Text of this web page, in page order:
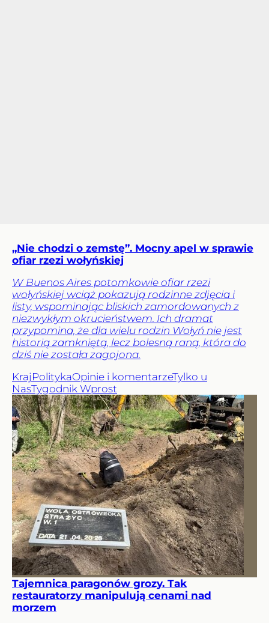
„Nie chodzi o zemstę”. Mocny apel w sprawie
ofiar rzezi wołyńskiej
W Buenos Aires potomkowie ofiar rzezi
wołyńskiej wciąż pokazują rodzinne zdjęcia i
listy, wspominając bliskich zamordowanych z
niezwykłym okrucieństwem. Ich dramat
przypomina, że dla wielu rodzin Wołyń nie jest
historią zamkniętą, lecz bolesną raną, która do
dziś nie została zagojona.
Kraj PolitykaOpinie i komentarzeTylko u
NasTygodnik Wprost
Tajemnica paragonów grozy. Tak
restauratorzy manipulują cenami nad
morzem